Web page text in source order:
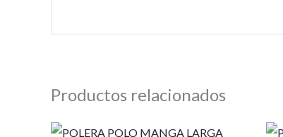
Productos relacionados